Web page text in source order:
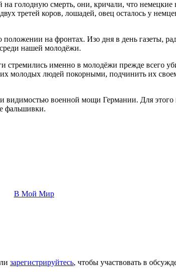
голодную смерть, они, кричали, что
двух третей коров, лошадей, овец осталось у
на фронтах. Изо дня в день газеты,
нашей молодёжи.
стремились именно в молодёжи прежде
молодых людей покорными, подчинить их
военной мощи Германии. Для
фальшивки.
В Мой Мир
зарегистрируйтесь, чтобы участвовать в